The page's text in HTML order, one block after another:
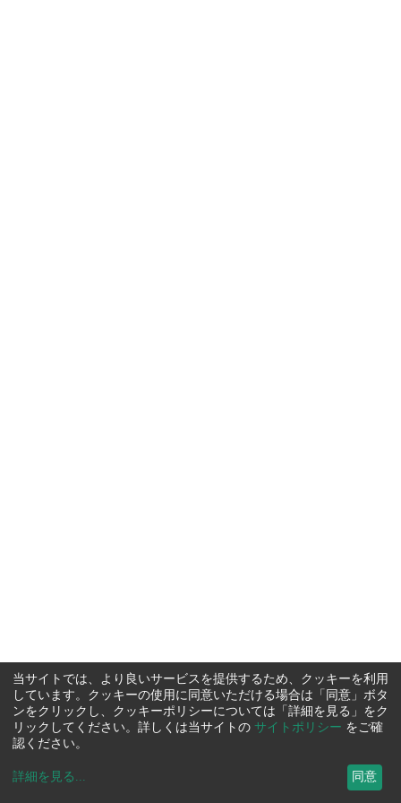
当サイトでは、より良いサービスを提供するため、クッキーを利用
しています。クッキーの使用に同意いただける場合は「同意」ボタ
ンをクリックし、クッキーポリシーについては「詳細を見る」をク
リックしてください。詳しくは当サイトの サイトポリシー をご確
認ください。
詳細を見る ... 同意